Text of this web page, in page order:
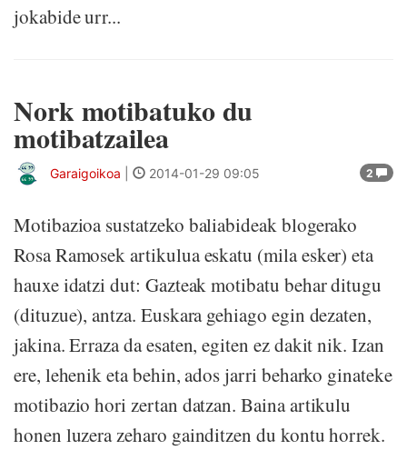
jokabide urr...
Nork motibatuko du
motibatzailea
2
Garaigoikoa 2014-01-29 09:05
Motibazioa sustatzeko baliabideak blogerako
Rosa Ramosek artikulua eskatu (mila esker) eta
hauxe idatzi dut: Gazteak motibatu behar ditugu
(dituzue), antza. Euskara gehiago egin dezaten,
jakina. Erraza da esaten, egiten ez dakit nik. Izan
ere, lehenik eta behin, ados jarri beharko ginateke
motibazio hori zertan datzan. Baina artikulu
honen luzera zeharo gainditzen du kontu horrek.